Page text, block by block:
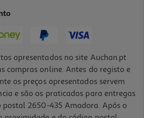
apresentados no site Auchan.pt
compras online. Antes do registo e
os preços apresentados servem
e são os praticados para entregas
postal 2650-435 Amadora. Após o